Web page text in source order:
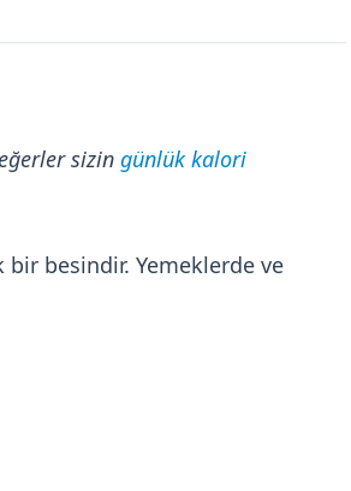
sizin günlük kalori
bir besindir. Yemeklerde ve